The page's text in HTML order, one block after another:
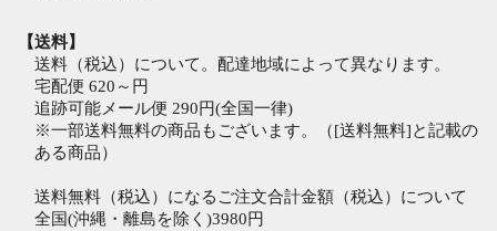
【送料】
送料（税込）について。配達地域によって異なります。
宅配便 620～円
追跡可能メール便 290円(全国一律)
※一部送料無料の商品もございます。（[送料無料]と記載の
ある商品）
送料無料（税込）になるご注文合計金額（税込）について
全国(沖縄・離島を除く)3980円